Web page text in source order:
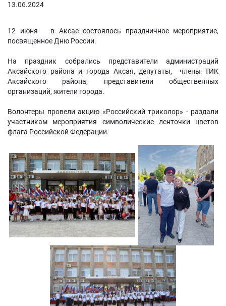
13.06.2024
12 июня в Аксае состоялось праздничное мероприятие,
посвященное Дню России.
На праздник собрались представители администраций
Аксайского района и города Аксая, депутаты, члены ТИК
Аксайского района, представители общественных
организаций, жители города.
Волонтеры провели акцию «Российский триколор» - раздали
участникам мероприятия символические ленточки цветов
флага Российской Федерации.